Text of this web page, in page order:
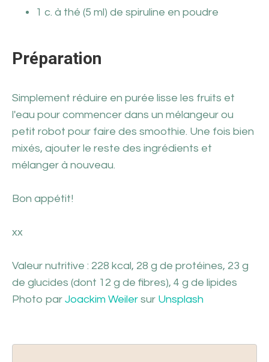
1 c. à thé (5 ml) de spiruline en poudre
Préparation
Simplement réduire en purée lisse les fruits et
l'eau pour commencer dans un mélangeur ou
petit robot pour faire des smoothie. Une fois bien
mixés, ajouter le reste des ingrédients et
mélanger à nouveau.
Bon appétit!
xx
Valeur nutritive : 228 kcal, 28 g de protéines, 23 g
de glucides (dont 12 g de fibres), 4 g de lipides
Photo par Joackim Weiler sur Unsplash